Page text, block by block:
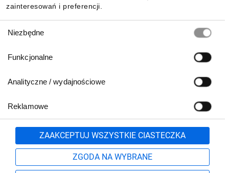
zainteresowań i preferencji.
zgody
Niezbędne
Funkcjonalne
Analityczne / wydajnościowe
Reklamowe
ZAAKCEPTUJ WSZYSTKIE CIASTECZKA
ZGODA NA WYBRANE
801 500 700 lub
71 37 61 600
Formularz kontaktowy